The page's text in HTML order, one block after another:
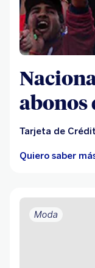
abonos
Tarjeta de
Quiero saber
Moda